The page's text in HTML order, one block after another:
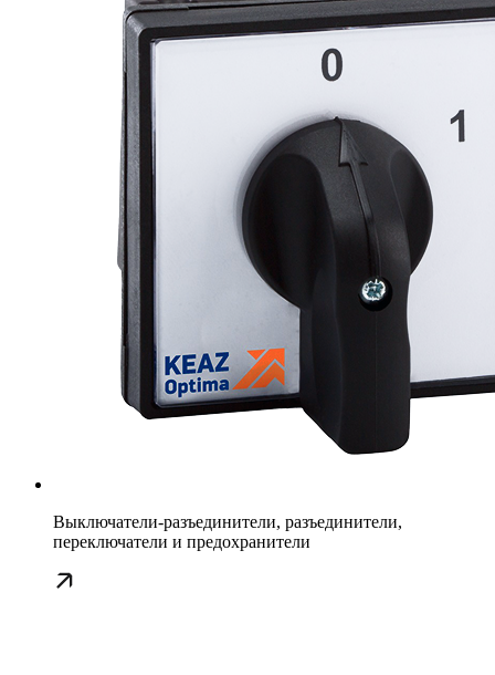
Выключатели-разъединители, разъединители,
переключатели и предохранители